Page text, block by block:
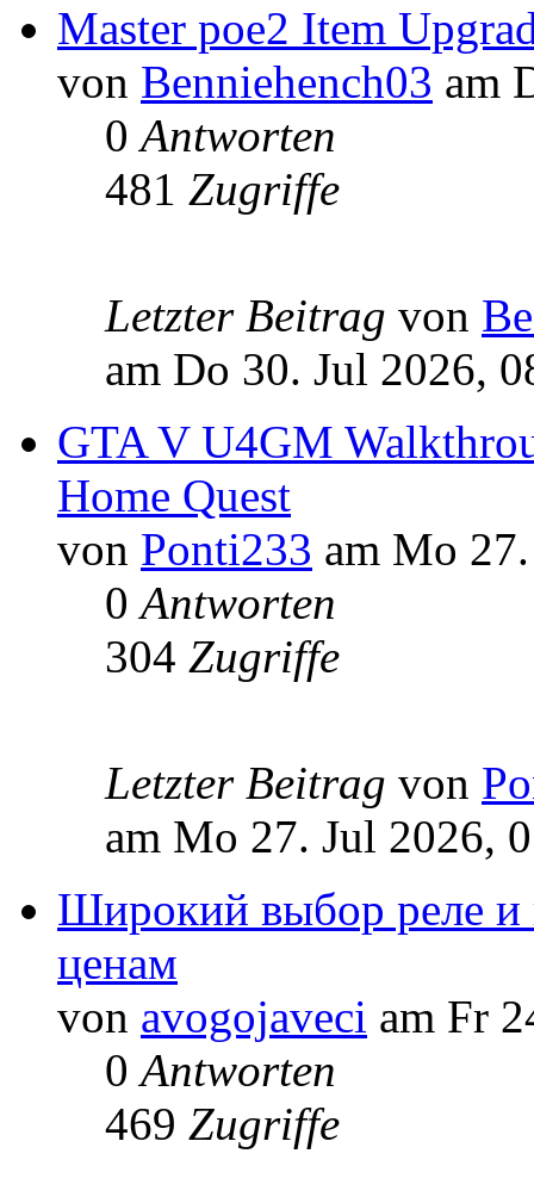
Master poe2 Item
von Benniehench03 am
0Antworten
481 Zugriffe
Letzter Beitrag von
am Do 30. Jul 2026,
GTA V U4GM
Home Quest
von Ponti233 am Mo
0Antworten
304 Zugriffe
Letzter Beitrag von
am Mo 27. Jul 2026,
Широкий выбор реле и
ценам
von avogojaveci am Fr
0Antworten
469 Zugriffe